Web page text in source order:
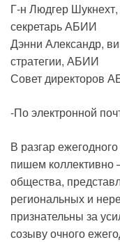
Г-н Людгер
секретарь АБИИ
Дэнни Александр,
стратегии, АБИИ
Совет директоров
-По электронной
В разгар
пишем коллективно
общества,
региональных и
признательны за
созыву очного